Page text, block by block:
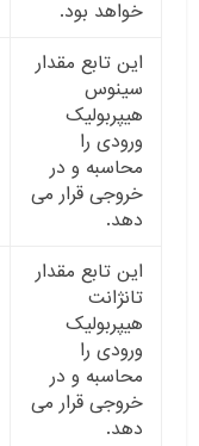
خواهد بود.
این تابع مقدار
سینوس
هیپربولیک
ورودی را
محاسبه و در
خروجی قرار می
دهد.
این تابع مقدار
تانژانت
هیپربولیک
ورودی را
محاسبه و در
خروجی قرار می
دهد.